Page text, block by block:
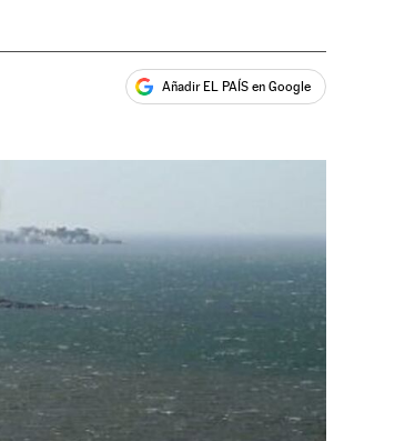
Añadir EL PAÍS en Google